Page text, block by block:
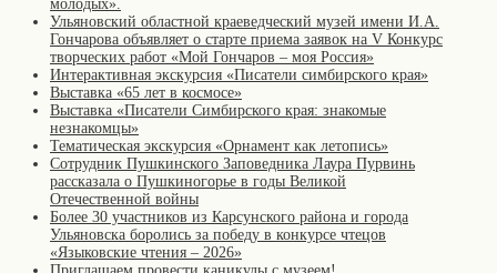
молодых».
Ульяновский областной краеведческий музей имени И.А.
Гончарова объявляет о старте приема заявок на V Конкурс
творческих работ «Мой Гончаров – моя Россия»
Интерактивная экскурсия «Писатели симбирского края»
Выставка «65 лет в космосе»
Выставка «Писатели Симбирского края: знакомые
незнакомцы»
Тематическая экскурсия «Орнамент как летопись»
Сотрудник Пушкинского Заповедника Лаура Пурвинь
рассказала о Пушкиногорье в годы Великой
Отечественной войны
Более 30 участников из Карсунского района и города
Ульяновска боролись за победу в конкурсе чтецов
«Языковские чтения – 2026»